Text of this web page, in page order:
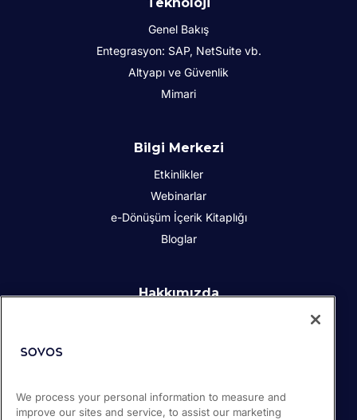
Genel Bakış
Entegrasyon: SAP, NetSuite vb.
Altyapı ve Güvenlik
Mimari
Bilgi Merkezi
Etkinlikler
Webinarlar
e-Dönüşüm İçerik Kitaplığı
Bloglar
Hakkımızda
Kariyer
We process your personal information to measure and
improve our sites and service, to assist our marketing